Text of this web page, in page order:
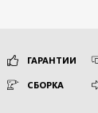
ГАРАНТИИ
СБОРКА